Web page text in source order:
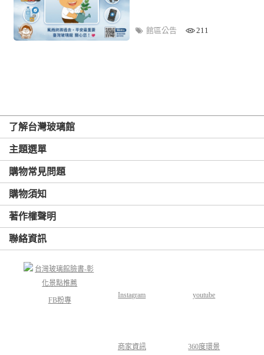
館區公告 211
了解台灣玻璃館
主題選單
購物常見問題
購物須知
著作權聲明
聯絡資訊
FB粉專
Instagram youtube
商家資訊 360度環景